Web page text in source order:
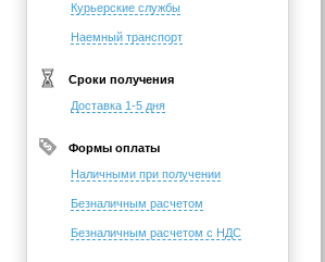
Курьерские службы
Наемный транспорт
Сроки получения
Доставка 1-5 дня
Формы оплаты
Наличными при получении
Безналичным расчетом
Безналичным расчетом с НДС